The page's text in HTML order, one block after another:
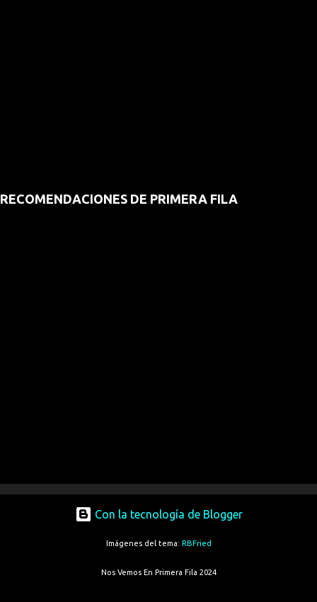
RECOMENDACIONES DE PRIMERA FILA
Con la tecnología de Blogger
Imágenes del tema: RBFried
Nos Vemos En Primera Fila 2024